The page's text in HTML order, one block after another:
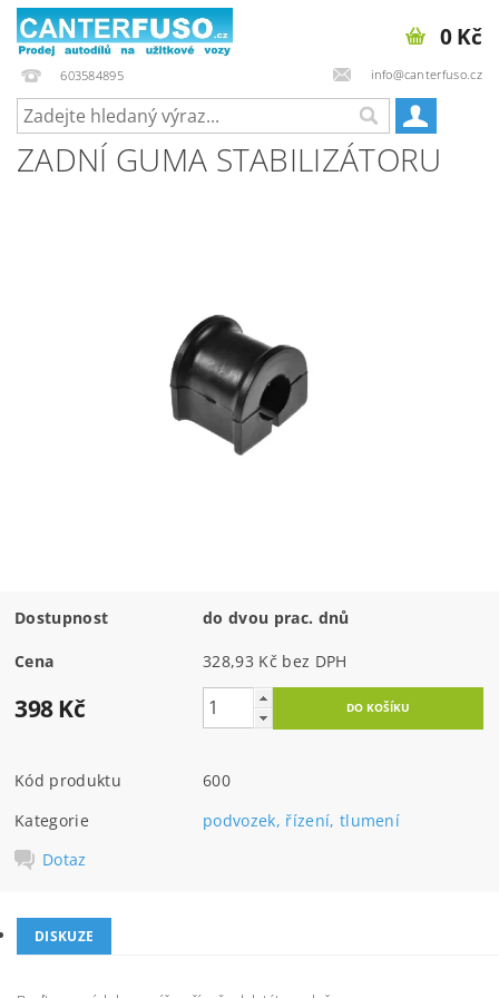
603584895 info@canterfuso.cz
0 Kč
ZADNÍ GUMA STABILIZÁTORU
Dostupnost do dvou prac. dnů
Cena 328,93 Kč bez DPH
398 Kč
Kód produktu
600
Kategorie
podvozek, řízení, tlumení
Dotaz
DISKUZE